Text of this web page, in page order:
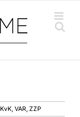
KvK, VAR, ZZP